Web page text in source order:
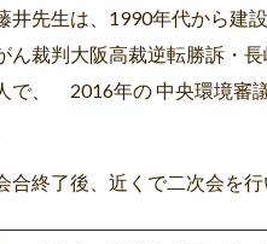
井先生は、1990年代から建
ん裁判大阪高裁逆転勝訴・
で、 2016年の 中央環境審
終了後、近くで二次会を行